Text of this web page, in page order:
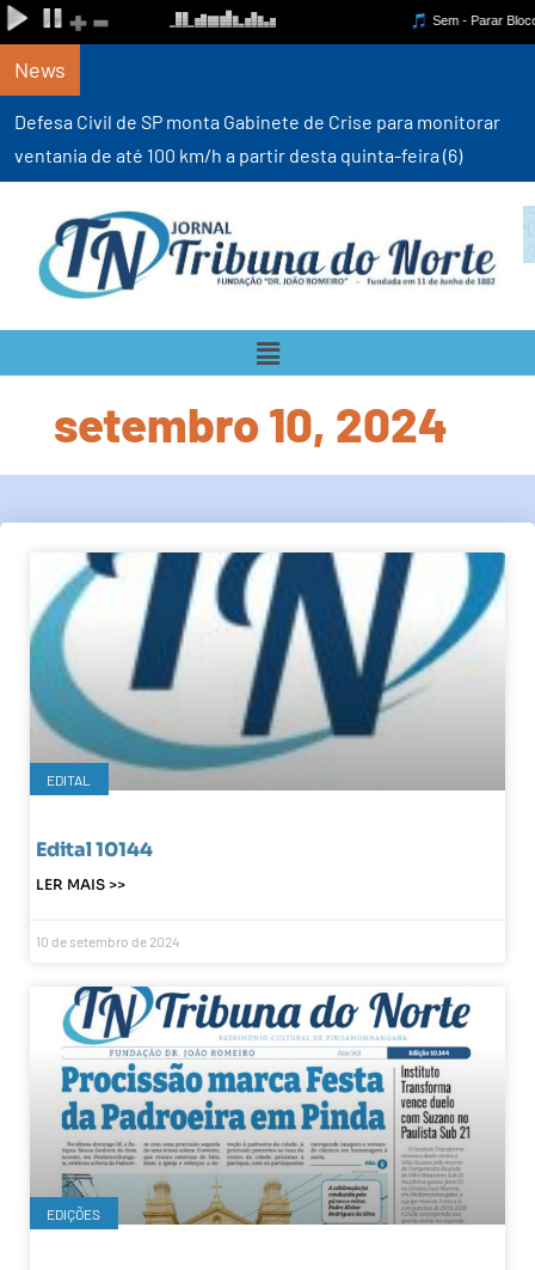
News
Defesa Civil de SP monta Gabinete de Crise para monitorar
ventania de até 100 km/h a partir desta quinta-feira (6)
setembro 10, 2024
EDITAL
Edital 10144
LER MAIS >>
10 de setembro de 2024
EDIÇÕES